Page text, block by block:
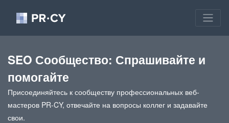
SEO Сообщество: Спрашивайте и
помогайте
Присоединяйтесь к сообществу профессиональных веб-
мастеров PR-CY, отвечайте на вопросы коллег и задавайте
свои.